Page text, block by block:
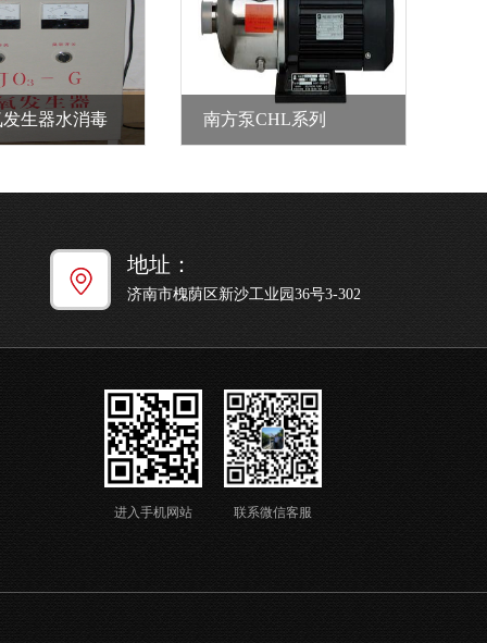
生器水消毒 南方泵CHL系列
地址：
济南市槐荫区新沙工业园36号3-302
进入手机网站 联系微信客服